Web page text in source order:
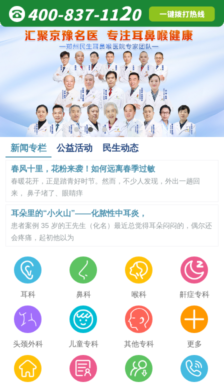
新闻专栏 公益活动 民生动态
春风十里，花粉来袭！如何远离春季过敏
春暖花开，正是踏青好时节。然而，不少人发现，外出一趟回
来， 鼻子堵了、眼睛痒
耳朵里的“小火山”——化脓性中耳炎，
患者案例 35 岁的王先生（化名）最近总觉得耳朵闷闷的，偶尔还
会疼痛，起初他以为
耳科 鼻科 喉科 鼾症专科
头颈外科 儿童专科 其他专科 更多